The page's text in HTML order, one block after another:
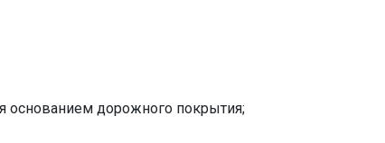
основанием дорожного покрытия;